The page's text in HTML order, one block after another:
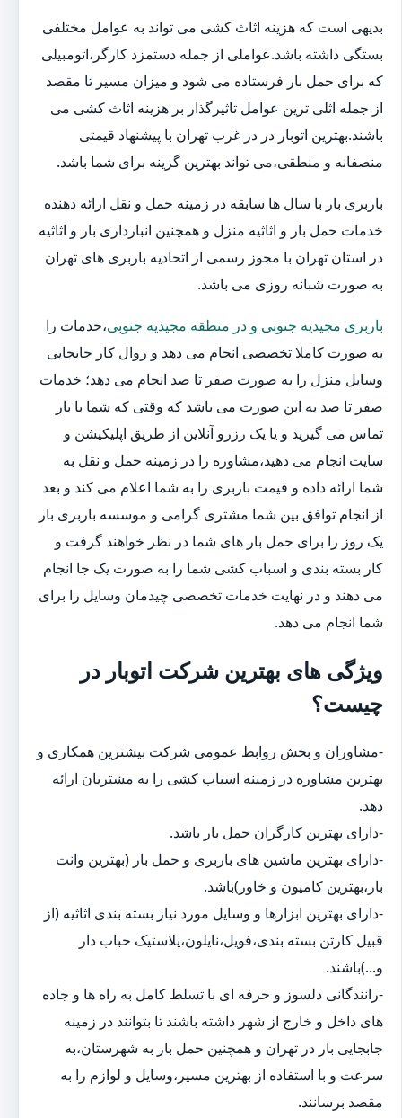
بدیهی است که هزینه اثاث کشی می تواند به عوامل مختلفی
بستگی داشته باشد.عواملی از جمله دستمزد کارگر،اتومبیلی
که برای حمل بار فرستاده می شود و میزان مسیر تا مقصد
از جمله اثلی ترین عوامل تاثیرگذار بر هزینه اثاث کشی می
باشند.بهترین اتوبار در در غرب تهران با پیشنهاد قیمتی
منصفانه و منطقی،می تواند بهترین گزینه برای شما باشد.
باربری بار با سال ها سابقه در زمینه حمل و نقل ارائه دهنده
خدمات حمل بار و اثاثیه منزل و همچنین انبارداری بار و اثاثیه
در استان تهران با مجوز رسمی از اتحادیه باربری های تهران
به صورت شبانه روزی می باشد.
باربری مجیدیه جنوبی و در منطقه مجیدیه جنوبی،خدمات را
به صورت کاملا تخصصی انجام می دهد و روال کار جابجایی
وسایل منزل را به صورت صفر تا صد انجام می دهد؛ خدمات
صفر تا صد به این صورت می باشد که وقتی که شما با بار
تماس می گیرید و یا یک رزرو آنلاین از طریق اپلیکیشن و
سایت انجام می دهید،مشاوره را در زمینه حمل و نقل به
شما ارائه داده و قیمت باربری را به شما اعلام می کند و بعد
از انجام توافق بین شما مشتری گرامی و موسسه باربری بار
یک روز را برای حمل بار های شما در نظر خواهند گرفت و
کار بسته بندی و اسباب کشی شما را به صورت یک جا انجام
می دهند و در نهایت خدمات تخصصی چیدمان وسایل را برای
شما انجام می دهد.
ویژگی های بهترین شرکت اتوبار در
چیست؟
-مشاوران و بخش روابط عمومی شرکت بیشترین همکاری و
بهترین مشاوره در زمینه اسباب کشی را به مشتریان ارائه
دهد.
-دارای بهترین کارگران حمل بار باشد.
-دارای بهترین ماشین های باربری و حمل بار (بهترین وانت
بار،بهترین کامیون و خاور)باشد.
-دارای بهترین ابزارها و وسایل مورد نیاز بسته بندی اثاثیه (از
قبیل کارتن بسته بندی،فویل،نایلون،پلاستیک حباب دار
و...)باشند.
-رانندگانی دلسوز و حرفه ای با تسلط کامل به راه ها و جاده
های داخل و خارج از شهر داشته باشند تا بتوانند در زمینه
جابجایی بار در تهران و همچنین حمل بار به شهرستان،به
سرعت و با استفاده از بهترین مسیر،وسایل و لوازم را به
مقصد برسانند.